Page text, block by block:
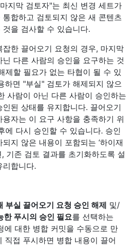
지막 검토자"는 최신 변경 세트가
합하고 검토되지 않은 새 콘텐츠
을 검사할 수 있습니다.
한 끌어오기 요청의 경우, 마지막
다른 사람의 승인을 요구하는 것
제할 필요가 없는 타협이 될 수 있
하면 "부실" 검토가 해제되지 않으
사람이 아닌 다른 사람이 승인하는
된 상태를 유지합니다. 끌어오기
자는 이 요구 사항을 충족하기 위
에 다시 승인할 수 있습니다. 승인
지 않은 내용이 포함되는 ‘하이재
, 기존 검토 결과를 초기화하도록 설
리합니다.
부실 끌어오기 요청 승인 해제 및/
한 푸시의 승인 필요를 선택하는
에 대한 병합 커밋을 수동으로 만
직접 푸시하면 병합 내용이 끌어